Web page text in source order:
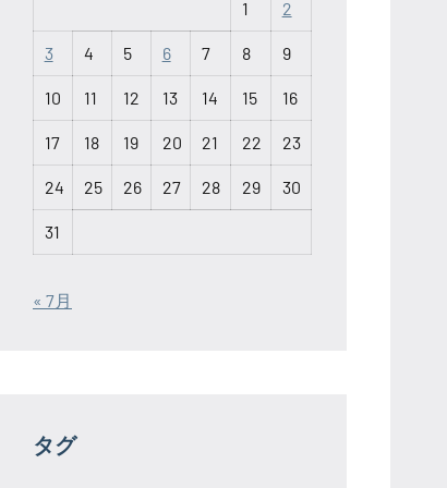
1 2
3 4 5 6 7 8 9
10 11 12 13 14 15 16
17 18 19 20 21 22 23
24 25 26 27 28 29 30
31
« 7月
タグ